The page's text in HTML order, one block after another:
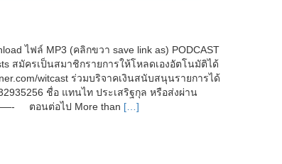
ไฟล์ MP3 (คลิกขวา save link as) PODCAST
สมัครเป็นสมาชิกรายการให้โหลดเองอัตโนมัติได้
witcast ร่วมบริจาคเงินสนับสนุนรายการได้
ชื่อ แทนไท ประเสริฐกุล หรือส่งผ่าน
ตอนต่อไป More than […]